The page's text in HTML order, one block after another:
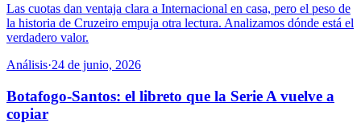
Las cuotas dan ventaja clara a Internacional en casa, pero el peso de
la historia de Cruzeiro empuja otra lectura. Analizamos dónde está el
verdadero valor.
Análisis·24 de junio, 2026
Botafogo-Santos: el libreto que la Serie A vuelve a
copiar